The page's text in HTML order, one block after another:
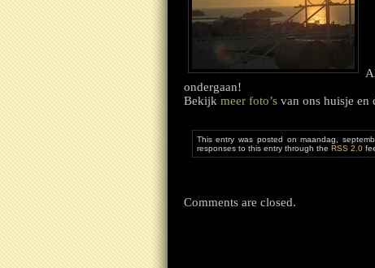
ondergaan!
Bekijk meer foto’svan ons huisje en
This entry was posted on maandag,
responses to this entry through the RSS 2.0
Comments are closed.